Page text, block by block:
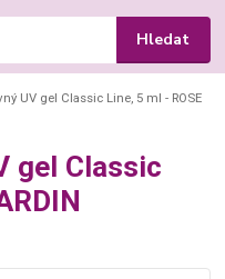
Hledat
UV gel Classic Line, 5 ml - ROSE
gel Classic